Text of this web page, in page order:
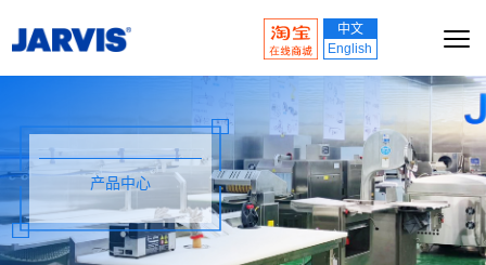
中文
English
产品中心